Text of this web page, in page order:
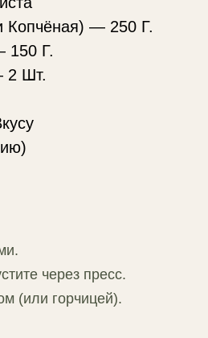
Копчёная) — 250 Г.
150 Г.
2 Шт.
через пресс.
(или горчицей).